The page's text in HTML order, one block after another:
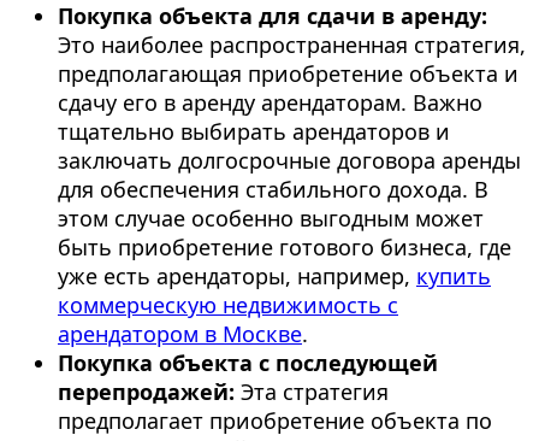
Покупка объекта для сдачи в аренду:
Это наиболее распространенная стратегия,
предполагающая приобретение объекта и
сдачу его в аренду арендаторам. Важно
тщательно выбирать арендаторов и
заключать долгосрочные договора аренды
для обеспечения стабильного дохода. В
этом случае особенно выгодным может
быть приобретение готового бизнеса, где
уже есть арендаторы, например, купить
коммерческую недвижимость с
арендатором в Москве.
Покупка объекта с последующей
перепродажей: Эта стратегия
предполагает приобретение объекта по